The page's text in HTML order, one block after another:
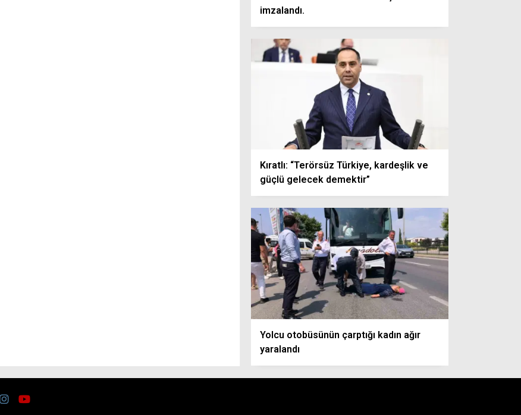
imzalandı.
Kıratlı: “Terörsüz Türkiye, kardeşlik ve
güçlü gelecek demektir”
Yolcu otobüsünün çarptığı kadın ağır
yaralandı